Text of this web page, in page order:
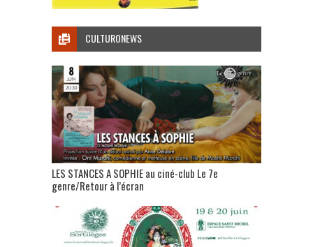
CULTURONEWS
LES STANCES A SOPHIE au ciné-club Le 7e
genre/Retour à l’écran